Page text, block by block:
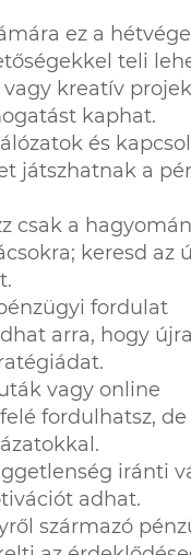
ez a
teli
kreatív
kaphat.
és
játszhatnak a
csak a
keresd az
fordulat
arra, hogy
vagy online
fordulhatsz,
iránti
adhat.
származó